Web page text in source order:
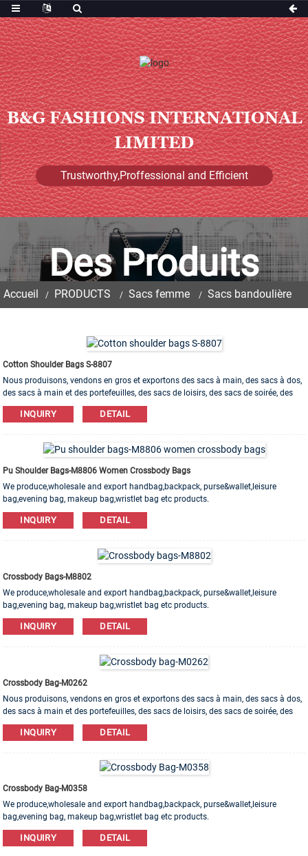
B&G FASHIONS INTERNATIONAL
LIMITED
Trustworthy,Proffessional and Efficient
Des Produits
Accueil PRODUCTS Sacs femme Sacs bandoulière
Cotton Shoulder Bags S-8807
Nous produisons, vendons en gros et exportons des sacs à main, des sacs à dos,
des sacs à main et des portefeuilles, des sacs de loisirs, des sacs de soirée, des
trousses de maquillage, des sacs pour bracelets, etc. Des matériaux en cuir, PU, ​​
toile, nylon, coton sont disponibles. L'ordre d'OEM et d'ODM est bienvenu!
INQUIRY DETAIL
Pu Shoulder Bags-M8806 Women Crossbody Bags
We produce,wholesale and export handbag,backpack, purse&wallet,leisure
bag,evening bag, makeup bag,wristlet bag etc products.
Leather,PU,Canvas,Nylon,Cotton materials are available. OEM&ODM order is
welcome! Factory with 20 years experience High quality Competitive price All
INQUIRY DETAIL
Crossbody Bags-M8802
We produce,wholesale and export handbag,backpack, purse&wallet,leisure
bag,evening bag, makeup bag,wristlet bag etc products.
Leather,PU,Canvas,Nylon,Cotton materials are available. OEM&ODM order is
welcome! Factory with 20 years experience High quality Competitive price All
INQUIRY DETAIL
Crossbody Bag-M0262
Nous produisons, vendons en gros et exportons des sacs à main, des sacs à dos,
des sacs à main et des portefeuilles, des sacs de loisirs, des sacs de soirée, des
trousses de maquillage, des sacs pour bracelets, etc. Des matériaux en cuir, PU, ​​
toile, nylon, coton sont disponibles. L'ordre d'OEM et d'ODM est bienvenu!
INQUIRY DETAIL
Crossbody Bag-M0358
We produce,wholesale and export handbag,backpack, purse&wallet,leisure
bag,evening bag, makeup bag,wristlet bag etc products.
Leather,PU,Canvas,Nylon,Cotton materials are available. OEM&ODM order is
welcome! Email: info@bng-intl.com Tel: +86 755 33656727 Cell: +86
INQUIRY DETAIL